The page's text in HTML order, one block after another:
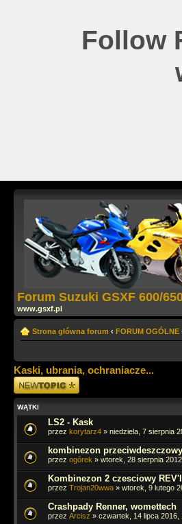
Follow
Forum Suzuki GSXF 600/
www.gsxf.pl
Strona główna forum ‹ FORUM OGÓLNE
Kaski, ubrania, ochraniacze...
Napisz wątek
WĄTKI
LS2 - Kask
przez korytarz4 » niedziela, 7 sierpnia
kombinezon
przez ogórek » wtorek, 28 sierpnia
Kombinezon 2 czesciowy
przez Trojan20wwa » wtorek, 9 lutego
Crashpady Renner, womettech
przez Arcisz » czwartek, 14 lipca 2016,